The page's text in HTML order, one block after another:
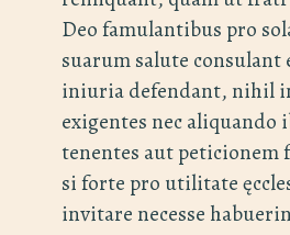
Deo famulantibus pro
suarum salute consulant
iniuria defendant, nihil
exigentes nec aliquando
tenentes aut peticionem
si forte pro utilitate
invitare necesse